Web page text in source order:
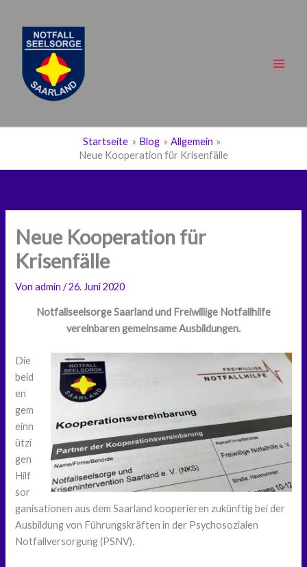
springen
Startseite Blog
Allgemein
Neue Kooperation für Krisenfälle
Neue Kooperation für
Krisenfälle
Vonadmin/26. Juni 2020
Notfallseelsorge Saarland und Freiwillige Notfallhilfe
vereinbaren gemeinsame Ausbildungen.
Die
beid
en
gem
einn
ützi
gen
Hilf
sor
ganisationen aus dem Saarland kooperieren zukünftig bei der
Ausbildung von Führungskräften in der Psychosozialen
Notfallversorgung (PSNV).